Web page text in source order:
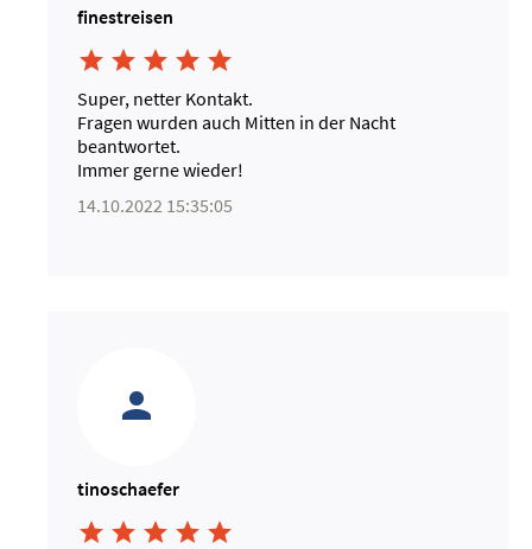
finestreisen
    
Super, netter Kontakt.
Fragen wurden auch Mitten in der Nacht
beantwortet.
Immer gerne wieder!
14.10.2022 15:35:05
tinoschaefer
    